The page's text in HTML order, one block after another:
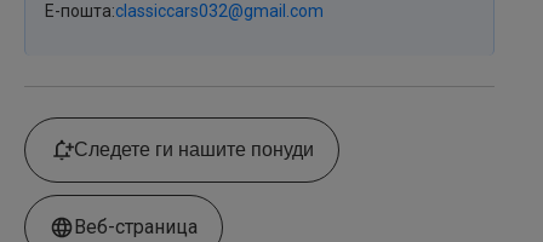
Е-пошта classiccars032@gmail.com
Следете ги нашите понуди
Веб-страница